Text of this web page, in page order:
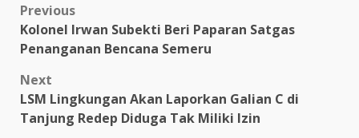
Post
navigation
Previous
Kolonel Irwan Subekti Beri Paparan Satgas
Penanganan Bencana Semeru
Next
LSM Lingkungan Akan Laporkan Galian C di
Tanjung Redep Diduga Tak Miliki Izin